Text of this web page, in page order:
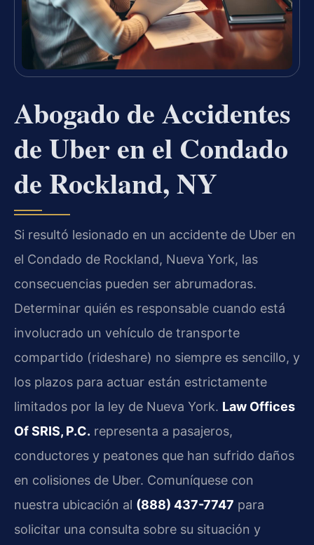
Abogado de Accidentes
de Uber en el Condado
de Rockland, NY
Si resultó lesionado en un accidente de Uber en
el Condado de Rockland, Nueva York, las
consecuencias pueden ser abrumadoras.
Determinar quién es responsable cuando está
involucrado un vehículo de transporte
compartido (rideshare) no siempre es sencillo, y
los plazos para actuar están estrictamente
limitados por la ley de Nueva York. Law Offices
Of SRIS, P.C. representa a pasajeros,
conductores y peatones que han sufrido daños
en colisiones de Uber. Comuníquese con
nuestra ubicación al (888) 437-7747 para
solicitar una consulta sobre su situación y